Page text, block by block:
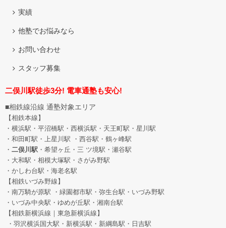
実績
他塾でお悩みなら
お問い合わせ
スタッフ募集
二俣川駅徒歩3分! 電車通塾も安心!
■相鉄線沿線 通塾対象エリア
【相鉄本線】
・横浜駅・平沼橋駅・西横浜駅・天王町駅・星川駅
・和田町駅 ・上星川駅 ・西谷駅・鶴ヶ峰駅
・ 二俣川駅 ・希望ヶ丘 ・三 ツ境駅・瀬谷駅
・大和駅・相模大塚駅・さがみ野駅
・かしわ台駅・海老名駅
【相鉄いづみ野線】
・南万騎が原駅 ・緑園都市駅・弥生台駅・いづみ野駅
・いづみ中央駅・ゆめが丘駅・湘南台駅
【相鉄新横浜線｜東急新横浜線】
・羽沢横浜国大駅・新横浜駅・新綱島駅・日吉駅